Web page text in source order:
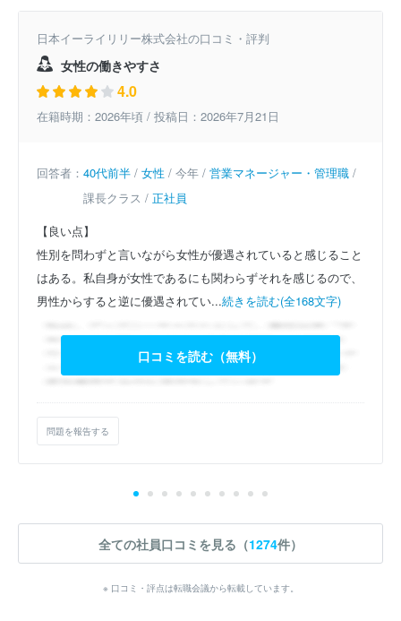
日本イーライリリー株式会社の口コミ・評判
女性の働きやすさ
4.0
在籍時期：2026年頃 / 投稿日：2026年7月21日
回答者： 40代前半 / 女性 / 今年 / 営業マネージャー・管理職 /
課長クラス / 正社員
【良い点】
性別を問わずと言いながら女性が優遇されていると感じること
はある。私自身が女性であるにも関わらずそれを感じるので、
男性からすると逆に優遇されてい...続きを読む(全168文字)
口コミを読む（無料）
問題を報告する
全ての社員口コミを見る（1274件）
※ 口コミ・評点は転職会議から転載しています。